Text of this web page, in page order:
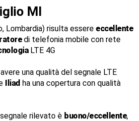
MI
Lombardia) risulta essere eccellente
di telefonia mobile con rete
LTE 4G
una qualità del segnale LTE
Iliad ha una copertura con qualità
rilevato è buono/eccellente,